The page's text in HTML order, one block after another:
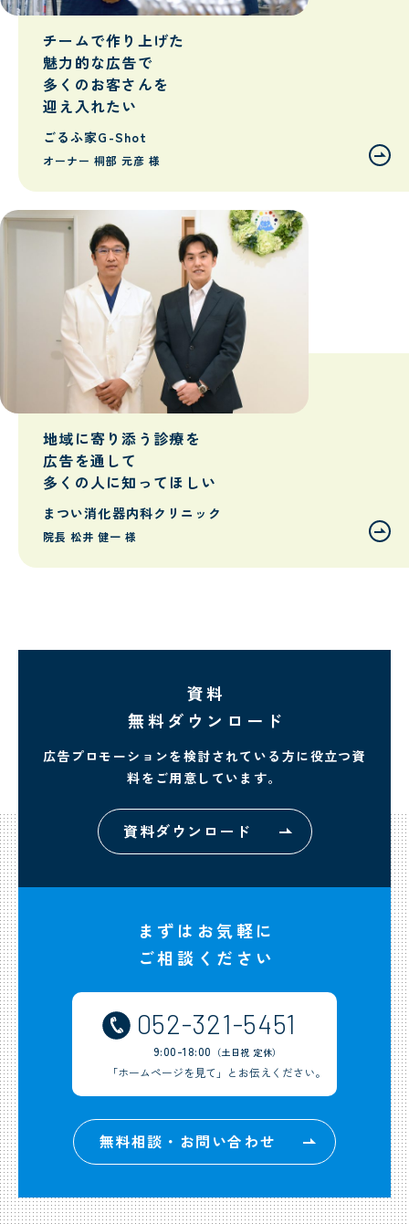
チームで作り上げた
魅力的な広告で
多くのお客さんを
迎え入れたい
ごるふ家G-Shot
オーナー 桐部 元彦 様
地域に寄り添う診療を
広告を通して
多くの人に知ってほしい
まつい消化器内科クリニック
院長 松井 健一 様
資料
無料ダウンロード
広告プロモーションを検討されている方に役立つ資
料をご用意しています。
資料ダウンロード
まずはお気軽に
ご相談ください
052-321-5451
9:00-18:00 （土日祝 定休）
「ホームページを見て」とお伝えください。
無料相談・お問い合わせ